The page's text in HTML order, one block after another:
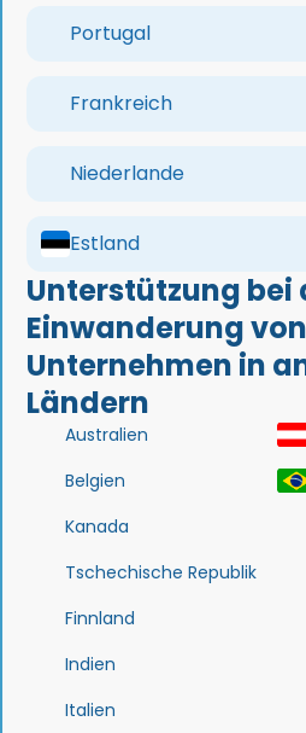
Portugal
Frankreich
Niederlande
Estland
Unterstützung bei
Einwanderung von
Unternehmen in
Ländern
Australien
Belgien
Kanada
Tschechische Republik
Finnland
Indien
Italien